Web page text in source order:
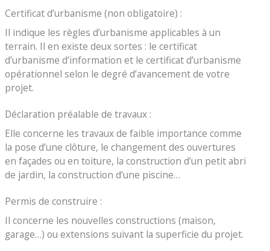
Certificat d’urbanisme (non obligatoire) :
Il indique les règles d’urbanisme applicables à un
terrain. Il en existe deux sortes : le certificat
d’urbanisme d’information et le certificat d’urbanisme
opérationnel selon le degré d’avancement de votre
projet.
Déclaration préalable de travaux :
Elle concerne les travaux de faible importance comme
la pose d’une clôture, le changement des ouvertures
en façades ou en toiture, la construction d’un petit abri
de jardin, la construction d’une piscine…
Permis de construire :
Il concerne les nouvelles constructions (maison,
garage…) ou extensions suivant la superficie du projet.